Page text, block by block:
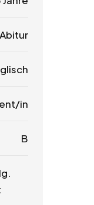
Abitur
in
B